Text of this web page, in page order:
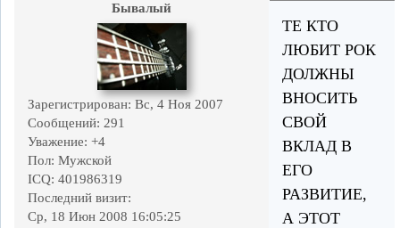
Бывалый
Зарегистрирован: Вс, 4 Ноя 2007
Сообщений: 291
Уважение: +4
Пол: Мужской
ICQ: 401986319
Последний визит:
Ср, 18 Июн 2008 16:05:25
ТЕ КТО
ЛЮБИТ РОК
ДОЛЖНЫ
ВНОСИТЬ
СВОЙ
ВКЛАД В
ЕГО
РАЗВИТИЕ,
А ЭТОТ